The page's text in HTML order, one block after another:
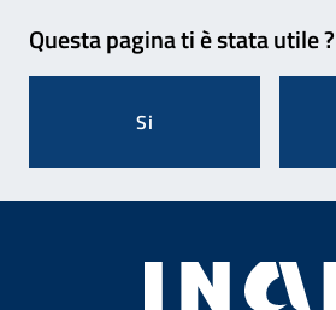
Questa pagina ti è stata utile ?
Si